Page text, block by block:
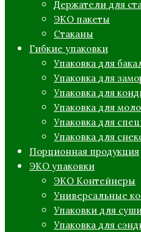
Держатели для
ЭКО пакеты
Стаканы
Гибкие упаковки
Упаковка для
Упаковка для
Упаковка для
Упаковка для
Упаковка для
Упаковка для
Порционная продукция
ЭКО упаковки
ЭКО Контейнеры
Универсальные
Упаковки для
Упаковка для